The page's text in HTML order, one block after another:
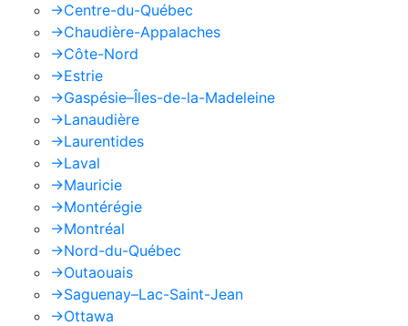
->Centre-du-Québec
->Chaudière-Appalaches
->Côte-Nord
->Estrie
->Gaspésie–Îles-de-la-Madeleine
->Lanaudière
->Laurentides
->Laval
->Mauricie
->Montérégie
->Montréal
->Nord-du-Québec
->Outaouais
->Saguenay–Lac-Saint-Jean
->Ottawa